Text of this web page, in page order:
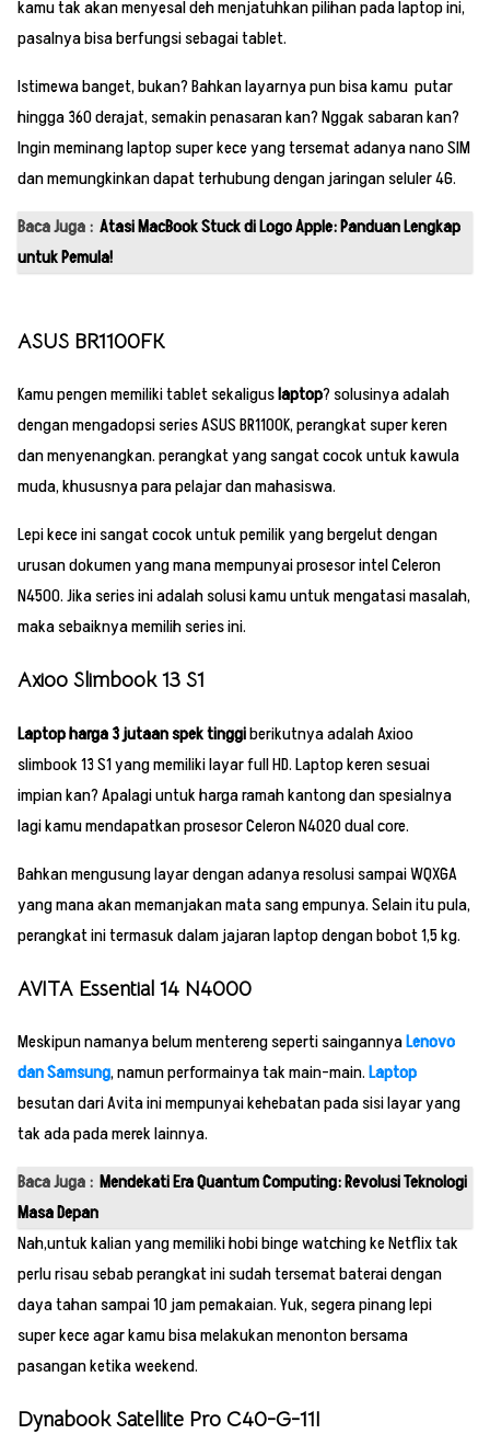
kamu tak akan menyesal deh menjatuhkan pilihan pada laptop ini,
pasalnya bisa berfungsi sebagai tablet.
Istimewa banget, bukan? Bahkan layarnya pun bisa kamu putar
hingga 360 derajat, semakin penasaran kan? Nggak sabaran kan?
Ingin meminang laptop super kece yang tersemat adanya nano SIM
dan memungkinkan dapat terhubung dengan jaringan seluler 4G.
Baca Juga : Atasi MacBook Stuck di Logo Apple: Panduan Lengkap
untuk Pemula!
ASUS BR1100FK
Kamu pengen memiliki tablet sekaliguslaptop? solusinya adalah
dengan mengadopsi series ASUS BR1100K, perangkat super keren
dan menyenangkan. perangkat yang sangat cocok untuk kawula
muda, khususnya para pelajar dan mahasiswa.
Lepi kece ini sangat cocok untuk pemilik yang bergelut dengan
urusan dokumen yang mana mempunyai prosesor intel Celeron
N4500. Jika series ini adalah solusi kamu untuk mengatasi masalah,
maka sebaiknya memilih series ini.
Axioo Slimbook 13 S1
Laptop harga 3 jutaan spek tinggiberikutnya adalah Axioo
slimbook 13 S1 yang memiliki layar full HD. Laptop keren sesuai
impian kan? Apalagi untuk harga ramah kantong dan spesialnya
lagi kamu mendapatkan prosesor Celeron N4020 dual core.
Bahkan mengusung layar dengan adanya resolusi sampai WQXGA
yang mana akan memanjakan mata sang empunya. Selain itu pula,
perangkat ini termasuk dalam jajaran laptop dengan bobot 1,5 kg.
AVITA Essential 14 N4000
Meskipun namanya belum mentereng seperti saingannyaLenovo
dan Samsung, namun performainya tak main-main.Laptop
besutan dari Avita ini mempunyai kehebatan pada sisi layar yang
tak ada pada merek lainnya.
Baca Juga : Mendekati Era Quantum Computing: Revolusi Teknologi
Masa Depan
Nah,untuk kalian yang memiliki hobi binge watching ke Netflix tak
perlu risau sebab perangkat ini sudah tersemat baterai dengan
daya tahan sampai 10 jam pemakaian. Yuk, segera pinang lepi
super kece agar kamu bisa melakukan menonton bersama
pasangan ketika weekend.
Dynabook Satellite Pro C40-G-11I